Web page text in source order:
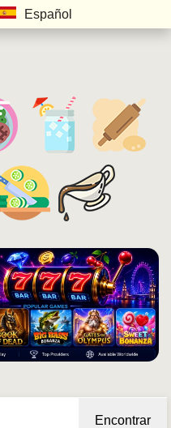
Español
Encontrar